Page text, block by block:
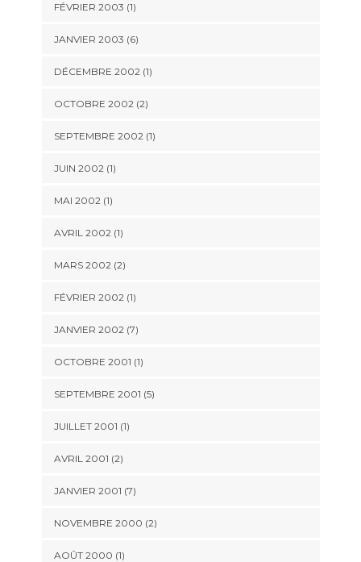
FÉVRIER 2003 (1)
JANVIER 2003 (6)
DÉCEMBRE 2002 (1)
OCTOBRE 2002 (2)
SEPTEMBRE 2002 (1)
JUIN 2002 (1)
MAI 2002 (1)
AVRIL 2002 (1)
MARS 2002 (2)
FÉVRIER 2002 (1)
JANVIER 2002 (7)
OCTOBRE 2001 (1)
SEPTEMBRE 2001 (5)
JUILLET 2001 (1)
AVRIL 2001 (2)
JANVIER 2001 (7)
NOVEMBRE 2000 (2)
AOÛT 2000 (1)